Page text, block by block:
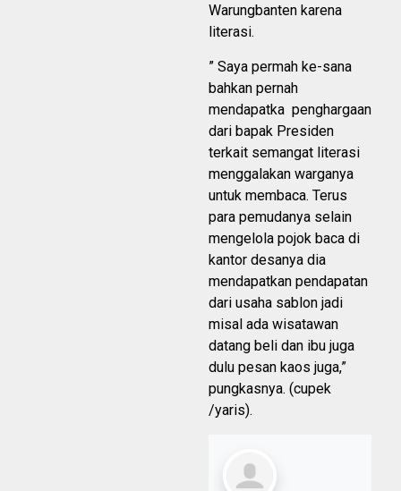
Warungbanten karena
literasi.
” Saya permah ke-sana
bahkan pernah
mendapatka penghargaan
dari bapak Presiden
terkait semangat literasi
menggalakan warganya
untuk membaca. Terus
para pemudanya selain
mengelola pojok baca di
kantor desanya dia
mendapatkan pendapatan
dari usaha sablon jadi
misal ada wisatawan
datang beli dan ibu juga
dulu pesan kaos juga,”
pungkasnya. (cupek
/yaris).